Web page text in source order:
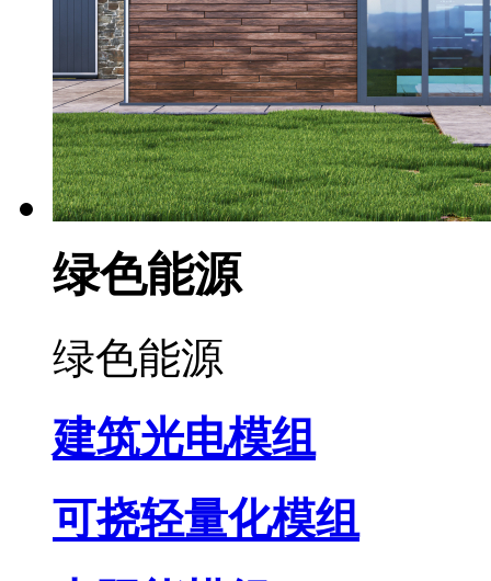
绿色能源
绿色能源
建筑光电模组
可挠轻量化模组